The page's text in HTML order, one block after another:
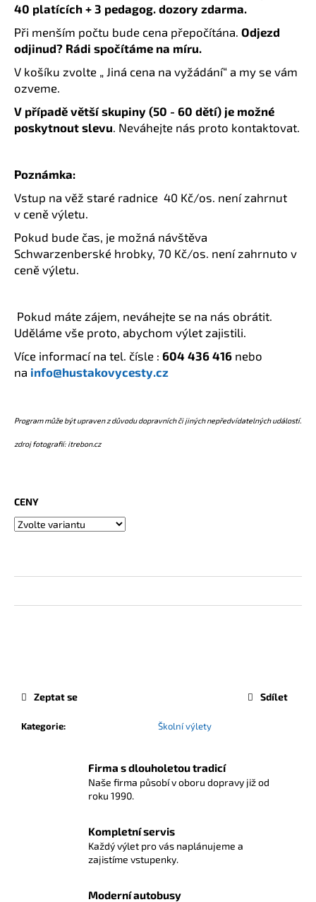
40 platících + 3 pedagog. dozory zdarma.
Při menším počtu bude cena přepočítána. Odjezd
odjinud? Rádi spočítáme na míru.
V košíku zvolte „ Jiná cena na vyžádání“ a my se vám
ozveme.
V případě větší skupiny (50 - 60 dětí) je možné
poskytnout slevu . Neváhejte nás proto kontaktovat.
Poznámka:
Vstup na věž staré radnice 40 Kč/os. není zahrnut
v ceně výletu.
Pokud bude čas, je možná návštěva
Schwarzenberské hrobky, 70 Kč/os. není zahrnuto v
ceně výletu.
Pokud máte zájem, neváhejte se na nás obrátit.
Uděláme vše proto, abychom výlet zajistili.
Více informací na tel. čísle : 604 436 416 nebo
na info@hustakovycesty.cz
Program může být upraven z důvodu dopravních či jiných nepředvídatelných událostí.
zdroj fotografií: itrebon.cz
CENY
Kategorie: Školní výlety
Zeptat se Sdílet
Firma s dlouholetou tradicí
Naše firma působí v oboru dopravy již od
roku 1990.
Kompletní servis
Každý výlet pro vás naplánujeme a
zajistíme vstupenky.
Moderní autobusy